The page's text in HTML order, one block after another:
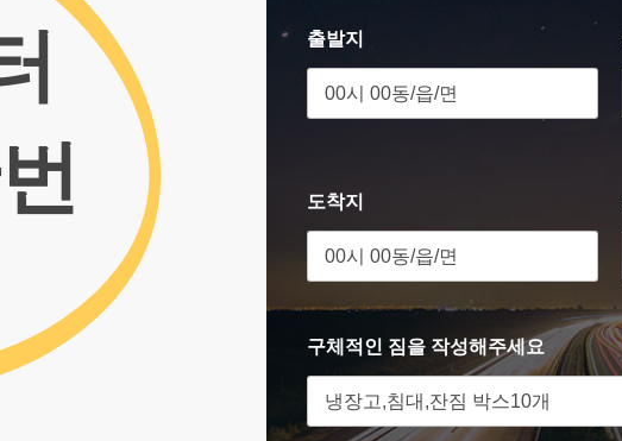
출발지
도착지
구체적인 짐을 작성해주세요